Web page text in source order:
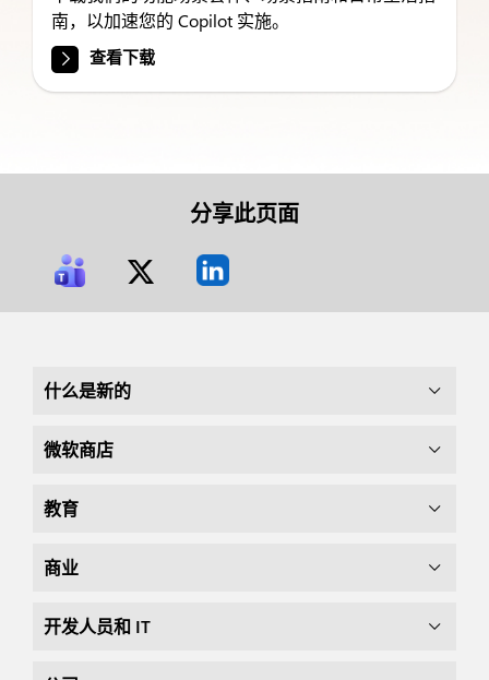
南，以加速您的 Copilot 实施。
查看下载
分享此页面
什么是新的
微软商店
教育
商业
开发人员和 IT